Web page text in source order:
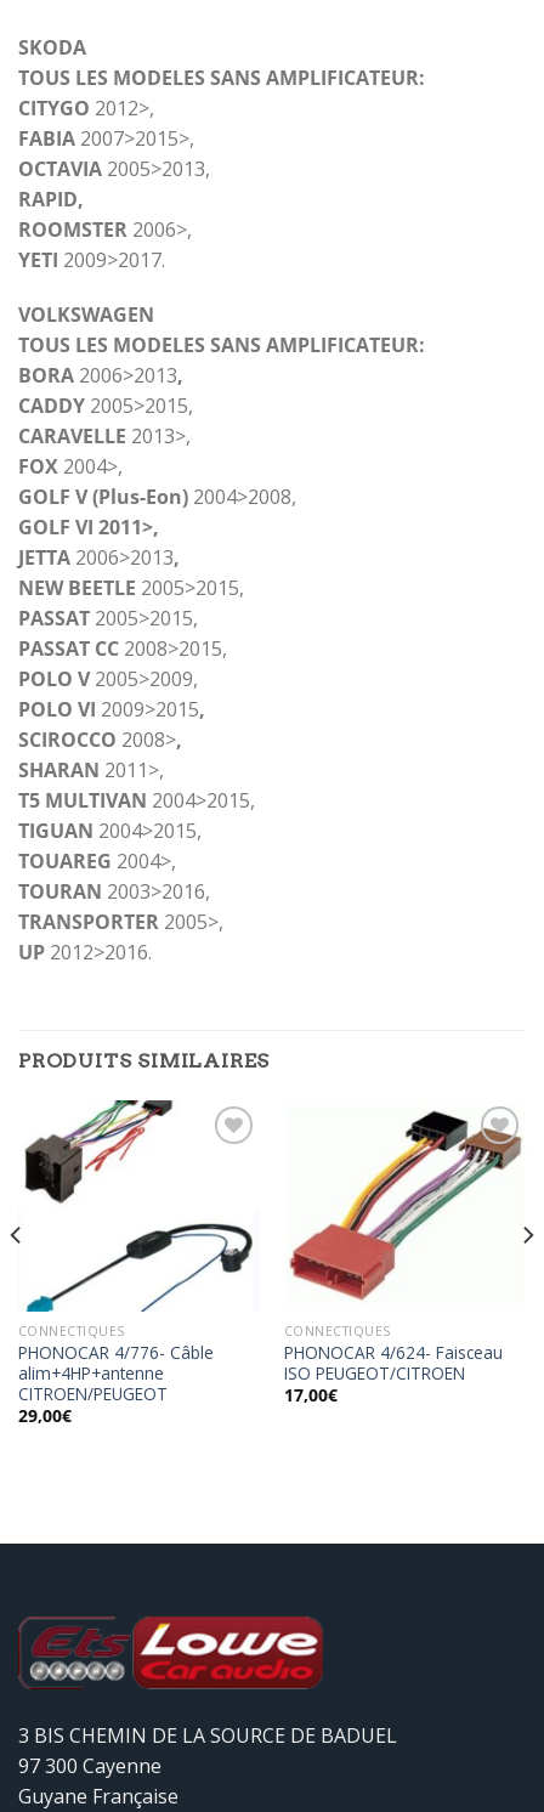
SKODA
TOUS LES MODELES SANS AMPLIFICATEUR:
CITYGO 2012>,
FABIA 2007>2015>,
OCTAVIA 2005>2013,
RAPID,
ROOMSTER 2006>,
YETI 2009>2017.
VOLKSWAGEN
TOUS LES MODELES SANS AMPLIFICATEUR:
BORA 2006>2013,
CADDY 2005>2015,
CARAVELLE 2013>,
FOX 2004>,
GOLF V (Plus-Eon) 2004>2008,
GOLF VI 2011>,
JETTA 2006>2013,
NEW BEETLE 2005>2015,
PASSAT 2005>2015,
PASSAT CC 2008>2015,
POLO V2005>2009,
POLO VI 2009>2015,
SCIROCCO 2008>,
SHARAN 2011>,
T5 MULTIVAN 2004>2015,
TIGUAN 2004>2015,
TOUAREG 2004>,
TOURAN 2003>2016,
TRANSPORTER 2005>,
UP 2012>2016.
PRODUITS SIMILAIRES
à la
wishlist
CONNECTIQUES
PHONOCAR 4/776- Câble
alim+4HP+antenne
CITROEN/PEUGEOT
29,00€
CONNECTIQUES
PHONOCAR 4/624- Faisceau
ISO PEUGEOT/CITROEN
17,00€
3 BIS CHEMIN DE LA SOURCE DE BADUEL
97 300 Cayenne
Guyane Française